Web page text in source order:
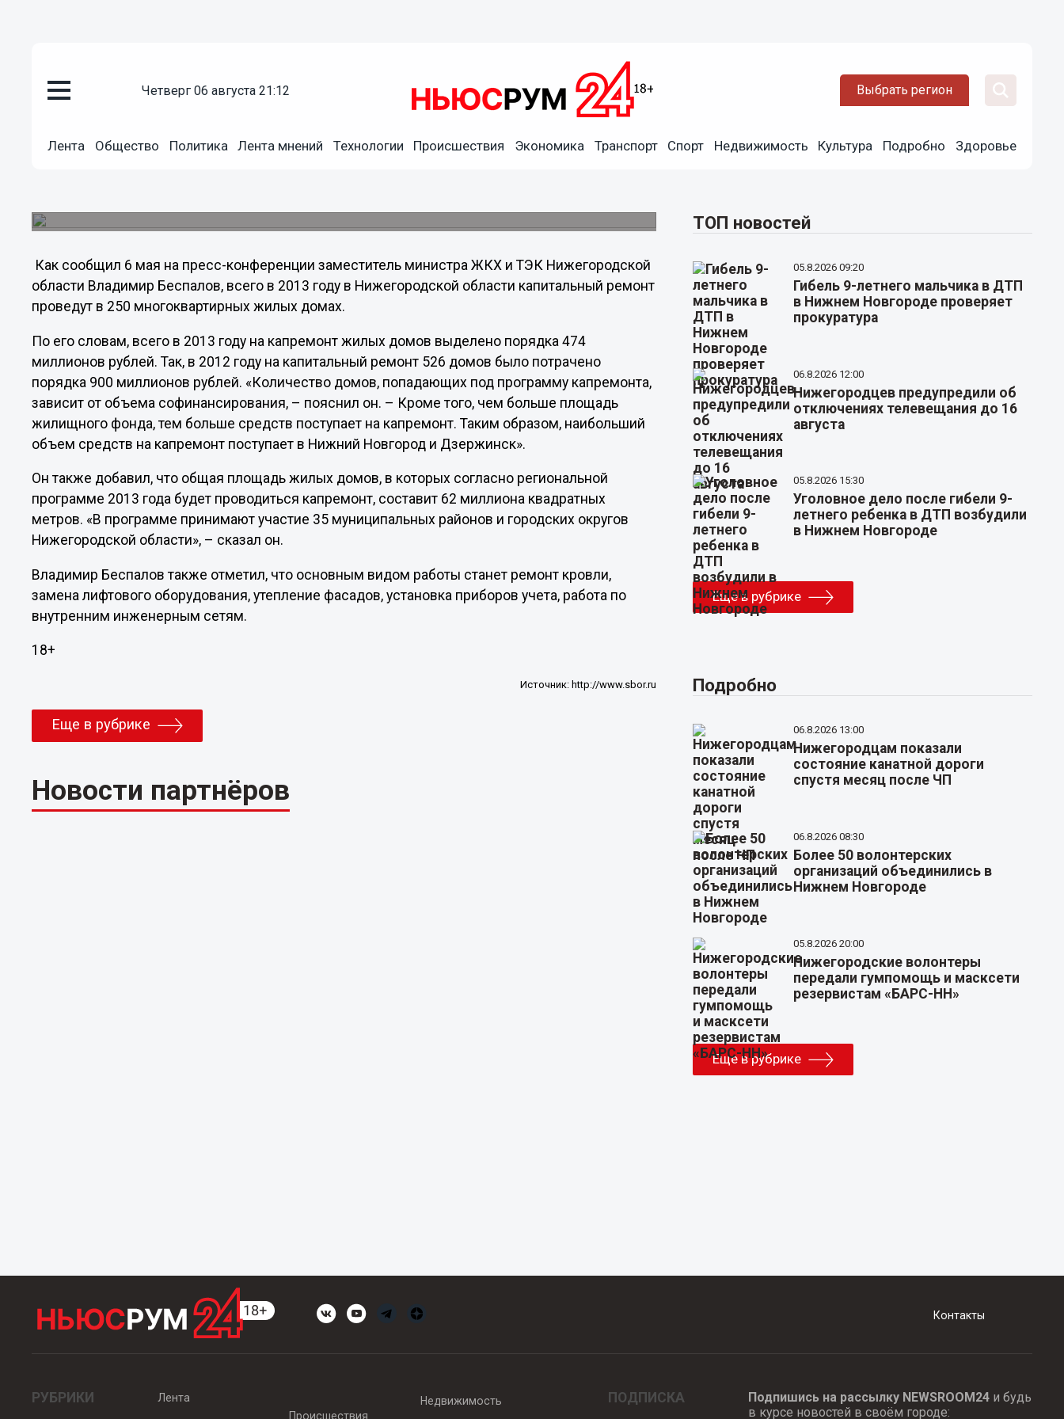
четверг 06 августа 21:12 Выбрать регион
Лента Общество Политика Лента мнений Технологии Происшествия Экономика Транспорт Спорт Недвижимость Культура Подробно Здоровье
250 многоквартирных домов будет отремонтировано в
Как сообщил 6 мая на пресс-конференции заместитель министра ЖКХ и ТЭК Нижегородской
области Владимир Беспалов, всего в 2013 году в Нижегородской области капитальный ремонт
проведут в 250 многоквартирных жилых домах.
По его словам, всего в 2013 году на капремонт жилых домов выделено порядка 474
миллионов рублей. Так, в 2012 году на капитальный ремонт 526 домов было потрачено
порядка 900 миллионов рублей. «Количество домов, попадающих под программу капремонта,
зависит от объема софинансирования, – пояснил он. – Кроме того, чем больше площадь
жилищного фонда, тем больше средств поступает на капремонт. Таким образом, наибольший
объем средств на капремонт поступает в Нижний Новгород и Дзержинск».
Он также добавил, что общая площадь жилых домов, в которых согласно региональной
программе 2013 года будет проводиться капремонт, составит 62 миллиона квадратных
метров. «В программе принимают участие 35 муниципальных районов и городских округов
Нижегородской области», – сказал он.
Владимир Беспалов также отметил, что основным видом работы станет ремонт кровли,
замена лифтового оборудования, утепление фасадов, установка приборов учета, работа по
внутренним инженерным сетям.
18+
Источник: http://www.sbor.ru
Еще в рубрике
Новости партнёров
ТОП новостей
05.8.2026 09:20
Гибель 9-летнего мальчика в ДТП
в Нижнем Новгороде проверяет
прокуратура
06.8.2026 12:00
Нижегородцев предупредили об
отключениях телевещания до 16
августа
05.8.2026 15:30
Уголовное дело после гибели 9-
летнего ребенка в ДТП возбудили
в Нижнем Новгороде
Еще в рубрике
Подробно
06.8.2026 13:00
Нижегородцам показали
состояние канатной дороги
спустя месяц после ЧП
06.8.2026 08:30
Более 50 волонтерских
организаций объединились в
Нижнем Новгороде
05.8.2026 20:00
Нижегородские волонтеры
передали гумпомощь и масксети
резервистам «БАРС-НН»
Еще в рубрике
Контакты
РУБРИКИ
Лента
Происшествия
Недвижимость ПОДПИСКА Подпишись на рассылку NEWSROOM24и будь
в курсе новостей в своём городе: